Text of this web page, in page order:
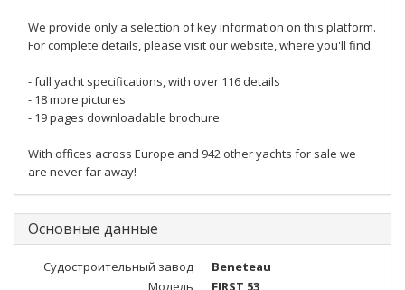
We provide only a selection of key information on this platform.
For complete details, please visit our website, where you'll find:
- full yacht specifications, with over 116 details
- 18 more pictures
- 19 pages downloadable brochure
With offices across Europe and 942 other yachts for sale we
are never far away!
Основные данные
Судостроительный завод
Beneteau
Модель
FIRST 53